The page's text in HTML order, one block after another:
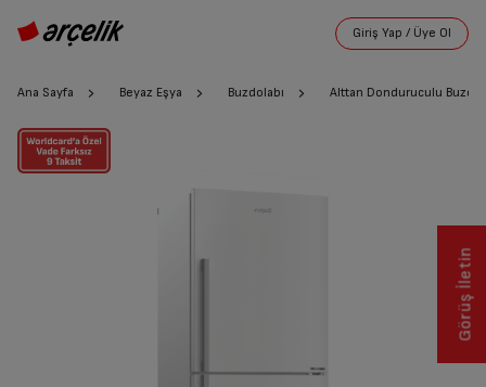
Ana Sayfa Beyaz Eşya Buzdolabı Alttan Donduruculu
Görüş İletin